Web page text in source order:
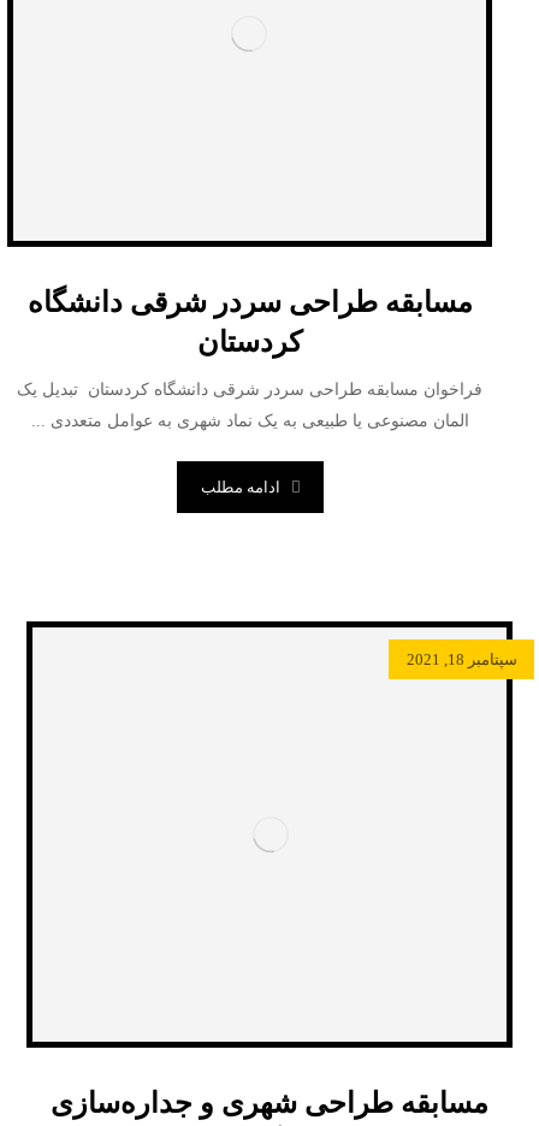
مسابقه طراحی سردر شرقی دانشگاه
کردستان
فراخوان مسابقه طراحی سردر شرقی دانشگاه کردستان تبدیل یک
المان مصنوعی یا طبیعی به یک نماد شهری به عوامل متعددی ...
ادامه مطلب
مسابقه طراحی شهری و جداره‌سازی
سپتامبر 18, 2021